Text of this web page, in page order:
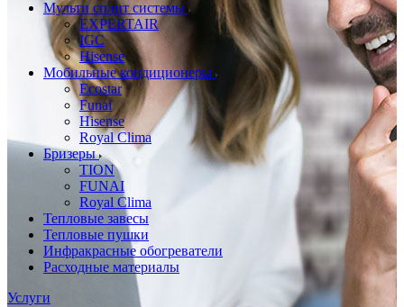
Мульти сплит системы
EXPERTAIR
IGC
Hisense
Мобильные кондиционеры
Ecostar
Funai
Hisense
Royal Clima
Бризеры
TION
FUNAI
Royal Clima
Тепловые завесы
Тепловые пушки
Инфракрасные обогреватели
Расходные материалы
Услуги